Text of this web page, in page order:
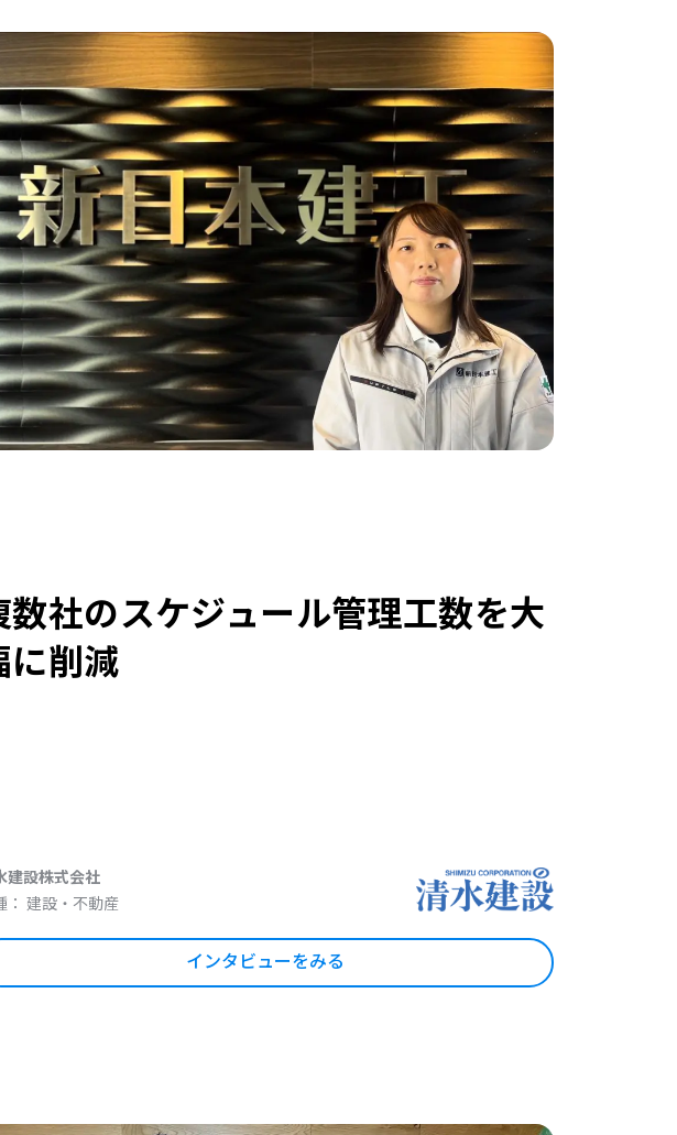
数社のスケジュール管理工数を大
に削減
建設株式会社
： 建設・不動産
インタビューをみる